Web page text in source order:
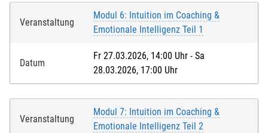
Veranstaltung
Modul 6: Intuition im Coaching &
Emotionale Intelligenz Teil 1
Datum
Fr 27.03.2026, 14:00 Uhr - Sa
28.03.2026, 17:00 Uhr
Veranstaltung
Modul 7: Intuition im Coaching &
Emotionale Intelligenz Teil 2